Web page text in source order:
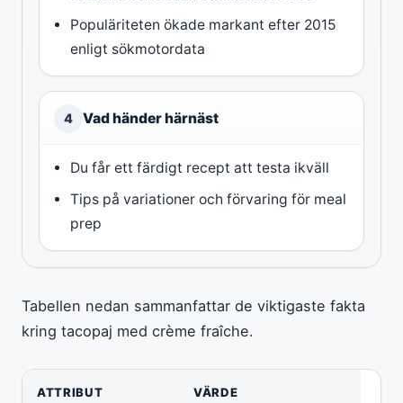
Populäriteten ökade markant efter 2015
enligt sökmotordata
4 Vad händer härnäst
Du får ett färdigt recept att testa ikväll
Tips på variationer och förvaring för meal
prep
Tabellen nedan sammanfattar de viktigaste fakta
kring tacopaj med crème fraîche.
ATTRIBUT VÄRDE